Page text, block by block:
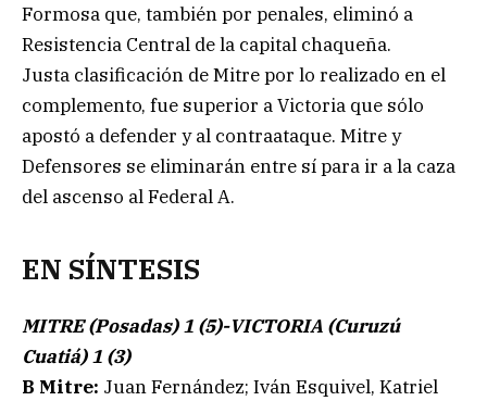
Formosa que, también por penales, eliminó a
Resistencia Central de la capital chaqueña.
Justa clasificación de Mitre por lo realizado en el
complemento, fue superior a Victoria que sólo
apostó a defender y al contraataque. Mitre y
Defensores se eliminarán entre sí para ir a la caza
del ascenso al Federal A.
EN SÍNTESIS
MITRE (Posadas) 1 (5)-VICTORIA (Curuzú
Cuatiá) 1 (3)
B Mitre: Juan Fernández; Iván Esquivel, Katriel